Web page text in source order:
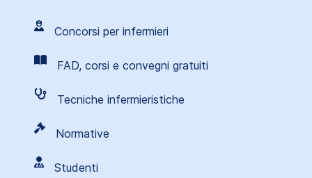
Concorsi per infermieri
FAD, corsi e convegni gratuiti
Tecniche infermieristiche
Normative
Studenti